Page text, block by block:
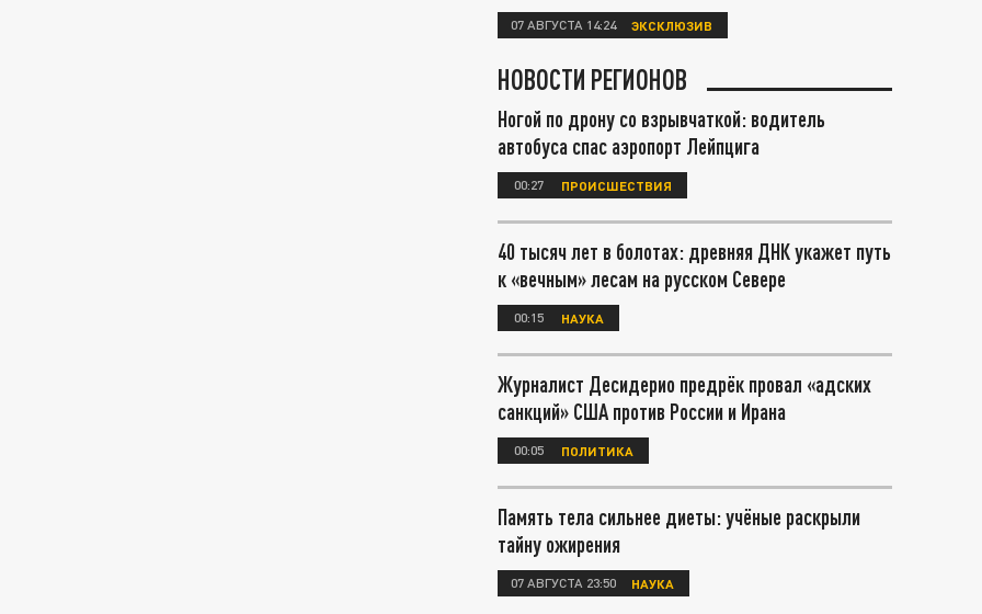
07 АВГУСТА 14:24 ЭКСКЛЮЗИВ
НОВОСТИ РЕГИОНОВ
Ногой по дрону со взрывчаткой: водитель
автобуса спас аэропорт Лейпцига
00:27 ПРОИСШЕСТВИЯ
40 тысяч лет в болотах: древняя ДНК укажет путь
к «вечным» лесам на русском Севере
00:15 НАУКА
Журналист Десидерио предрёк провал «адских
санкций» США против России и Ирана
00:05 ПОЛИТИКА
Память тела сильнее диеты: учёные раскрыли
тайну ожирения
07 АВГУСТА 23:50 НАУКА